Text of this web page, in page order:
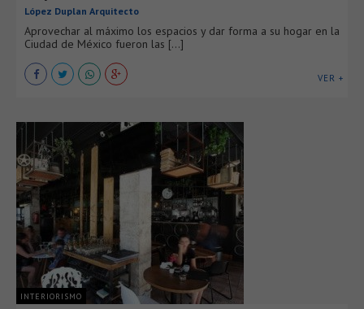
López Duplan Arquitecto
Aprovechar al máximo los espacios y dar forma a su hogar en la
Ciudad de México fueron las [...]
VER +
INTERIORISMO